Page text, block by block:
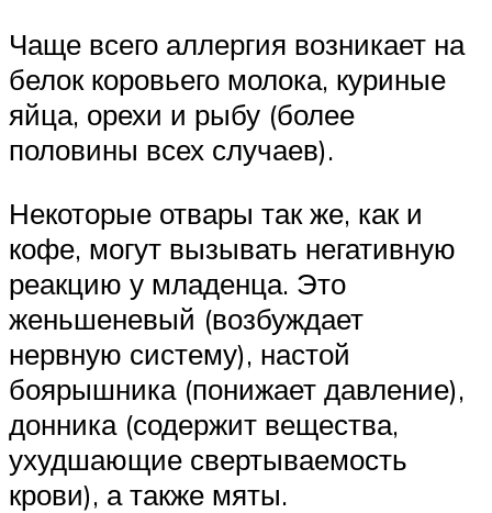
Чаще всего аллергия возникает на
белок коровьего молока, куриные
яйца, орехи и рыбу (более
половины всех случаев).
Некоторые отвары так же, как и
кофе, могут вызывать негативную
реакцию у младенца. Это
женьшеневый (возбуждает
нервную систему), настой
боярышника (понижает давление),
донника (содержит вещества,
ухудшающие свертываемость
крови), а также мяты.